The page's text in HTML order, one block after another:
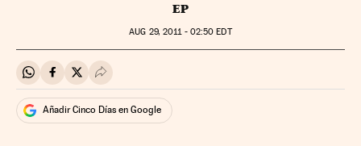
EP
AUG 29, 2011 - 02:50 EDT
Compartir en Whatsapp
Compartir en Facebook
Compartir en Twitter
Desplegar Redes Sociales
Añadir Cinco Días en Google